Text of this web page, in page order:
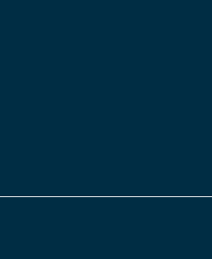
J’autorise l'association